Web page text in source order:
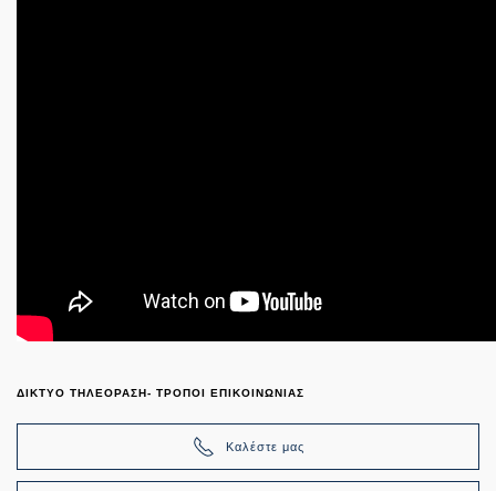
ΔΙΚΤΥΟ ΤΗΛΕΟΡΑΣΗ- ΤΡΟΠΟΙ ΕΠΙΚΟΙΝΩΝΙΑΣ
Καλέστε μας